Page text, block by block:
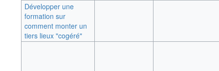
Développer une
formation sur
comment monter un
tiers lieux "cogéré"